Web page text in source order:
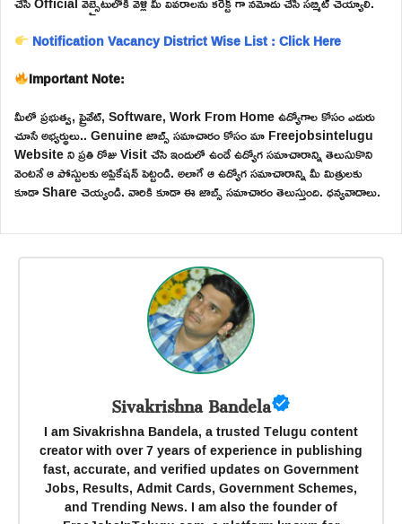
Notification Vacancy District Wise List : Click Here
Important Note:
మీలో ప్రభుత్వ, ప్రైవేట్, Software, Work From Home ఉద్యోగాల కోసం ఎదురు
చూసే అభ్యర్థులు.. Genuine జాబ్స్ సమాచారం కోసం మా Freejobsintelugu
Website ని ప్రతి రోజు Visit చేసి ఇందులో ఉండే ఉద్యోగ సమాచారాన్ని తెలుసుకొని
వెంటనే ఆ పోస్టులకు అప్లికేషన్ పెట్టండి. అలాగే ఆ ఉద్యోగ సమాచారాన్ని మీ మిత్రులకు
కూడా Share చెయ్యండి. వారికి కూడా ఈ జాబ్స్ సమాచారం తెలుస్తుంది. ధన్యవాదాలు.
Sivakrishna Bandela
I am Sivakrishna Bandela, a trusted Telugu content
creator with over 7 years of experience in publishing
fast, accurate, and verified updates on Government
Jobs, Results, Admit Cards, Government Schemes,
and Trending News. I am also the founder of